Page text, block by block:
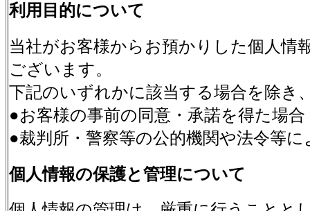
利用目的について
当社がお客様からお預かりした個人情
ございます。
下記のいずれかに該当する場合を除き
●お客様の事前の同意・承諾を得た場合
●裁判所・警察等の公的機関や法令等
個人情報の保護と管理について